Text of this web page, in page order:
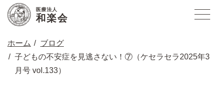
医療法人
和楽会
ホーム
ブログ
子どもの不安症を見逃さない！⑦（ケセラセラ2025年3
月号 vol.133）